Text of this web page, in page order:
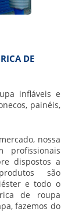
DE
infláveis e
painéis,
nossa
profissionais
dispostos a
são
e todo o
de roupa
fazemos do